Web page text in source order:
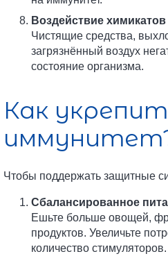
Воздействие химикатов
Чистящие средства,
загрязнённый воздух
состояние организма.
Как
Чтобы поддержать защитные
Сбалансированное
Ешьте больше овощей,
продуктов. Увеличьте
количество стимуляторов.